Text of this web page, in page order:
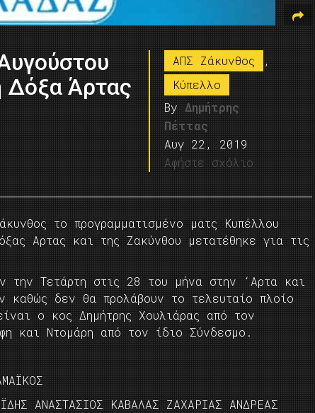
Δόξα Άρτας
ΑΠΣ Ζάκυνθος
,
Κύπελλο
By Δημήτρης
Πέττας
Αυγ 22, 2019
Αφήστε σχόλιο
το προγραμματισμένο ματς Κυπέλλου
Αρτας και της Ζακύνθου μετατέθηκε για τις
την Τετάρτη στις 28 του μήνα στην ‘Αρτα και
καθώς δεν θα προλάβουν το τελευταίο πλοίο
ο κος Δημήτρης Χουλιάρας από τον
και Ντομάρη από τον ίδιο Σύνδεσμο.
ΑΝΑΣΤΑΣΙΟΣ ΚΑΒΑΛΑΣ ΖΑΧΑΡΙΑΣ ΑΝΔΡΕΑΣ